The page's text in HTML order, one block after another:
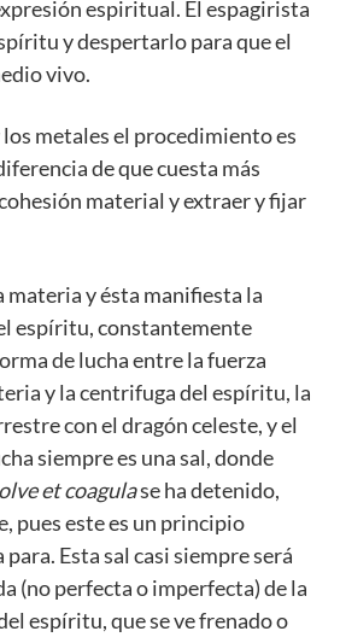
espiritual. El espagirista
y despertarlo para que el
vivo.
metales el procedimiento es
de que cuesta más
material y extraer y fijar
materia y ésta manifiesta la
espíritu, constantemente
de lucha entre la fuerza
y la centrifuga del espíritu, la
con el dragón celeste, y el
siempre es una sal, donde
et coagulase ha detenido,
pues este es un principio
Esta sal casi siempre será
(no perfecta o imperfecta) de la
espíritu, que se ve frenado o